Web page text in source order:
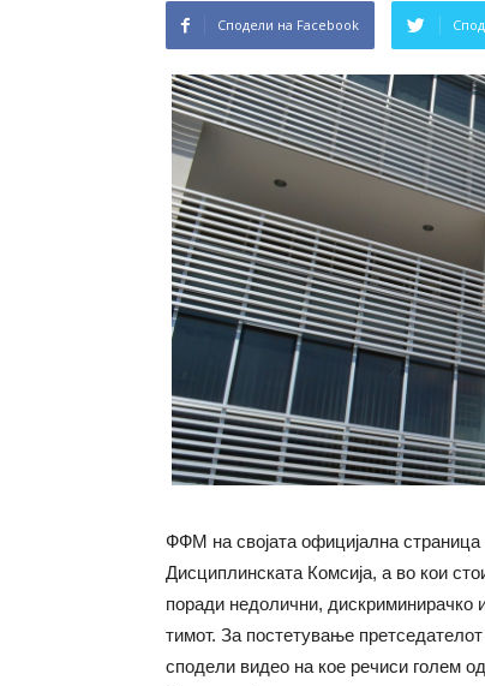
Сподели на Facebook
ФФМ на својата официјална страница
Дисциплинската Комсија, а во кои
поради недолични,
тимот. За постетување
сподели видео на кое речиси голем